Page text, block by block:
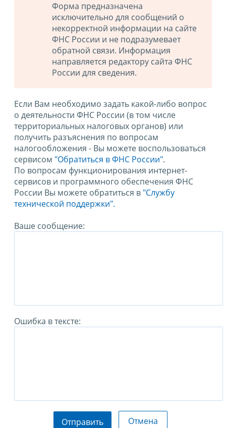
Форма предназначена
исключительно для сообщений о
некорректной информации на сайте
ФНС России и не подразумевает
обратной связи. Информация
направляется редактору сайта ФНС
России для сведения.
Если Вам необходимо задать какой-либо вопрос
о деятельности ФНС России (в том числе
территориальных налоговых органов) или
получить разъяснения по вопросам
налогообложения - Вы можете воспользоваться
сервисом "Обратиться в ФНС России".
По вопросам функционирования интернет-
сервисов и программного обеспечения ФНС
России Вы можете обратиться в "Службу
технической поддержки".
Ваше сообщение:
Ошибка в тексте:
Отправить Отмена